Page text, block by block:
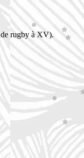
rugby à XV).